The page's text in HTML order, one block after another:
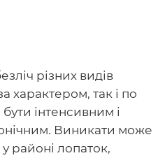
різних видів
характером, так і по
інтенсивним і
Виникати може
районі лопаток,